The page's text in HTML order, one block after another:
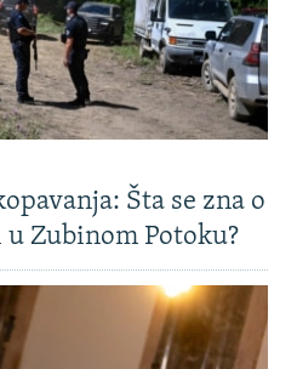
Šta se zna o
Zubinom Potoku?